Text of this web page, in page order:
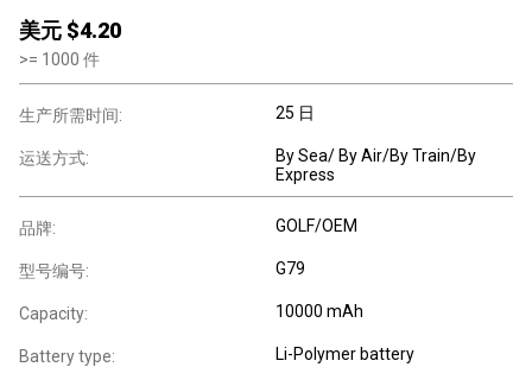
美元 $4.20
>= 1000 件
生产所需时间: 25 日
运送方式:
By Sea/ By Air/By Train/By
Express
品牌: GOLF/OEM
型号编号: G79
Capacity: 10000 mAh
Battery type: Li-Polymer battery